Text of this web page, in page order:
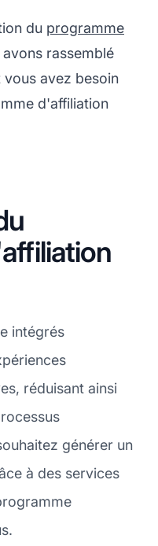
du programme
rassemblé
avez besoin
d'affiliation
intégrés
réduisant ainsi
générer un
à des services